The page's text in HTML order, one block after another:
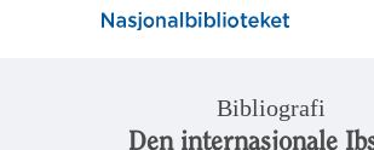
Bibliografi
Den internasjonale